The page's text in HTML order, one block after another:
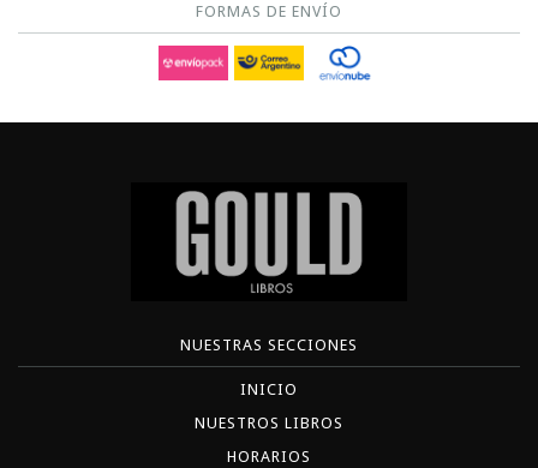
FORMAS DE ENVÍO
NUESTRAS SECCIONES
INICIO
NUESTROS LIBROS
HORARIOS